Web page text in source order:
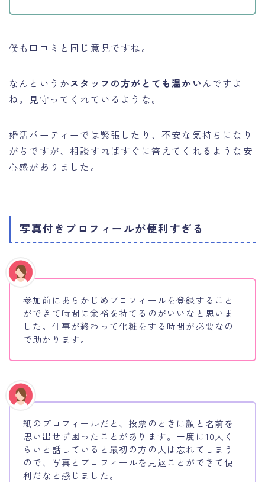
僕も口コミと同じ意見ですね。
なんというかスタッフの方がとても温かいんですよ
ね。見守ってくれているような。
婚活パーティーでは緊張したり、不安な気持ちになり
がちですが、相談すればすぐに答えてくれるような安
心感がありました。
写真付きプロフィールが便利すぎる
参加前にあらかじめプロフィールを登録すること
ができて時間に余裕を持てるのがいいなと思いま
した。仕事が終わって化粧をする時間が必要なの
で助かります。
紙のプロフィールだと、投票のときに顔と名前を
思い出せず困ったことがあります。一度に10人く
らいと話していると最初の方の人は忘れてしまう
ので、写真とプロフィールを見返ことができて便
利だなと感じました。